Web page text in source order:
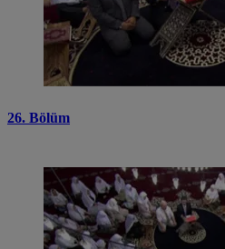
26. Bölüm